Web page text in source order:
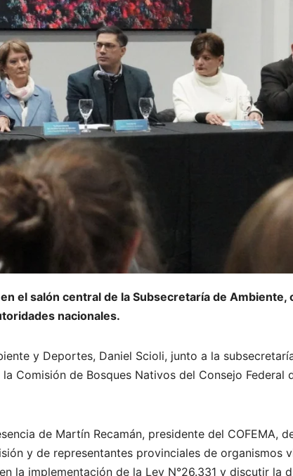
el salón central de la Subsecretaría de Ambiente,
nacionales.
y Deportes, Daniel Scioli, junto a la
Comisión de Bosques Nativos del Consejo Federal
de Martín Recamán, presidente del COFEMA,
y de representantes provinciales de organismos
la implementación de la Ley N°26.331 y discutir la